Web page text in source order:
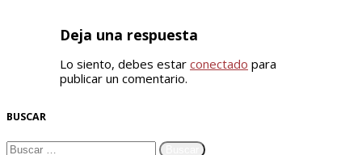
Deja una respuesta
Lo siento, debes estar conectado para
publicar un comentario.
BUSCAR